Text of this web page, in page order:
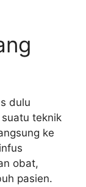
dulu
teknik
ke
obat,
pasien.